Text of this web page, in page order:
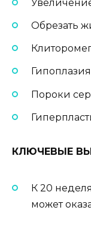
Обрезать
Пороки
КЛЮЧЕВЫЕ
К 20
может